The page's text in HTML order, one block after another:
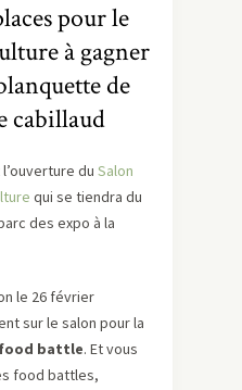
pour le
à gagner
de
cabillaud
du Salon
qui se tiendra du
des expo à la
le 26 février
sur le salon pour la
battle. Et vous
food battles,